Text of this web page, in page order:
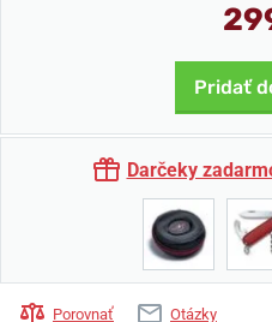
Pridať
Darčeky
Porovnať Otázky